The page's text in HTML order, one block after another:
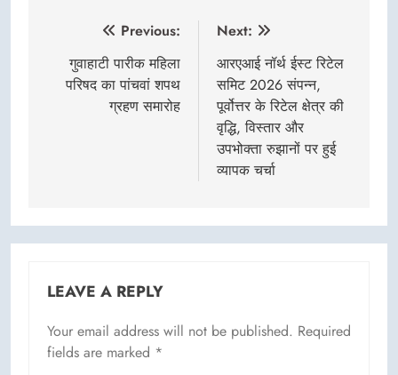
navigation
Previous:
गुवाहाटी पारीक महिला
परिषद का पांचवां शपथ
ग्रहण समारोह
Next:
आरएआई नॉर्थ ईस्ट रिटेल
समिट 2026 संपन्न,
पूर्वोत्तर के रिटेल क्षेत्र की
वृद्धि, विस्तार और
उपभोक्ता रुझानों पर हुई
व्यापक चर्चा
LEAVE A REPLY
Your email address will not be published. Required
fields are marked *